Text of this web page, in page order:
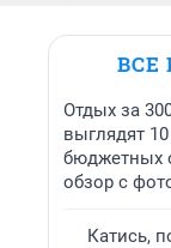
ВСЕ
Отдых за
выглядят
бюджетных
обзор с
Катись,